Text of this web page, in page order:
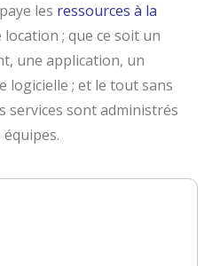
les ressources à la
; que ce soit un
une application, un
logicielle ; et le tout sans
services sont administrés